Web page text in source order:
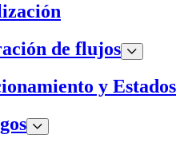
de flujos
y Estados